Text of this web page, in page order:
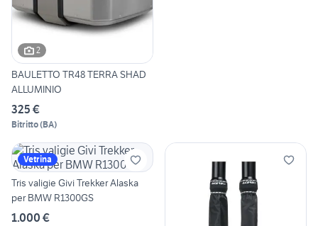
2
BAULETTO TR48 TERRA SHAD
ALLUMINIO
325 €
Bitritto(BA)
Vetrina
Tris valigie Givi Trekker Alaska
per BMW R1300GS
1.000 €